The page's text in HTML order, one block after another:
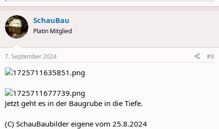
e
a
c
t
i
s
:
SchauBau
Platin Mitglied
7. September 2024 #8
Jetzt geht es in der Baugrube in die Tiefe.
(C) SchauBaubilder eigene vom 25.8.2024